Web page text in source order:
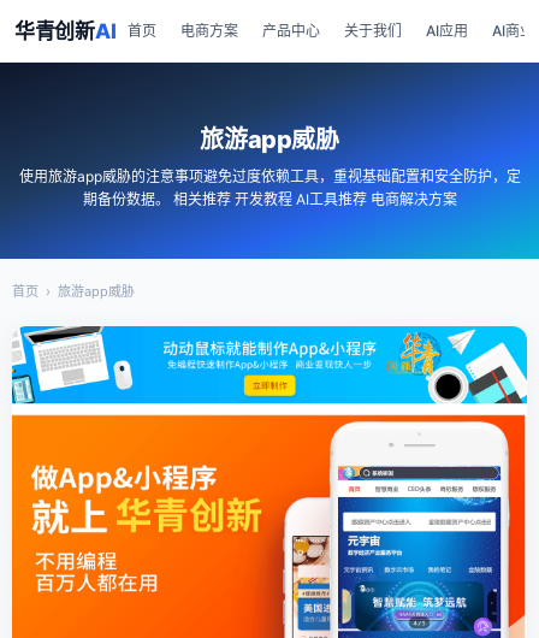
华青创新AI 首页 电商方案 产品中心 关于我们 AI应用 AI商业
旅游app威胁
使用旅游app威胁的注意事项避免过度依赖工具，重视基础配置和安全防护，定
期备份数据。 相关推荐 开发教程 AI工具推荐 电商解决方案
首页 › 旅游app威胁